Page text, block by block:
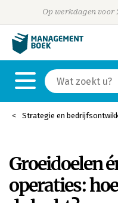
Op werkdagen voor
Strategie en
Groeidoelen
operaties: